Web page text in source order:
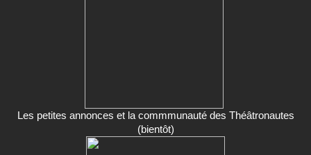
Les petites annonces et la commmunauté des Théâtronautes
(bientôt)